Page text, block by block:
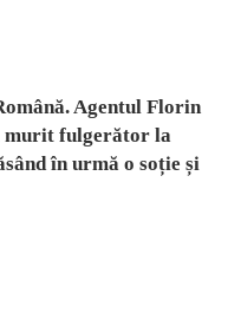
Agentul Florin
murit fulgerător la
în urmă o soție și